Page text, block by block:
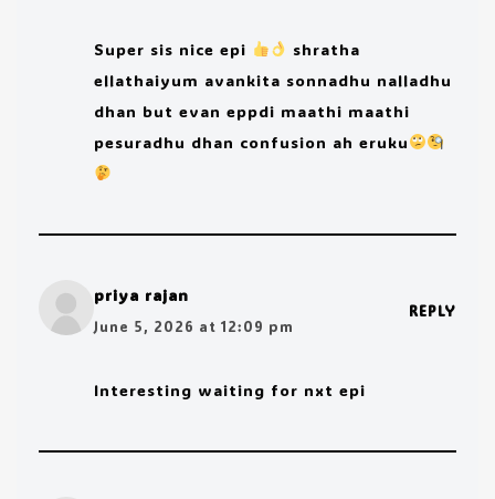
Super sis nice epi
shratha
ellathaiyum avankita sonnadhu nalladhu
dhan but evan eppdi maathi maathi
pesuradhu dhan confusion ah eruku
priya rajan
June 5, 2026 at 12:09 pm
REPLY
Interesting waiting for nxt epi